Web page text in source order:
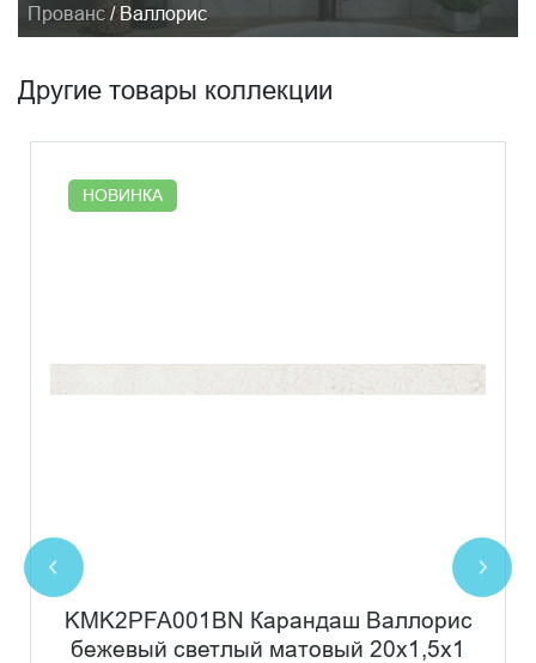
Прованс / Валлорис
Другие товары коллекции
НОВИНКА
KMK2PFA001BN Карандаш Валлорис
бежевый светлый матовый 20x1,5x1